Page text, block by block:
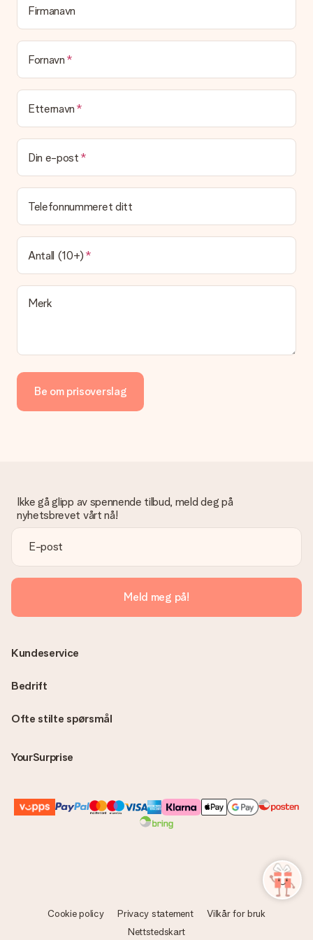
Hva om gaven ikke falt helt i smak?
Ta kontakt med vår kundeservice, de hjelper deg gjerne med å
finne en passende løsning.
Blir fakturaen sendt sammen med bestillingen?
Ingen faktura sendes med bestillingen din. Du vil alltid motta
fakturaen i bekreftelsesmeldingen og du kan alltid finne den
på din MySurprise-konto. Dette betyr at du enkelt og trygt
Firmanavn
Fornavn
Etternavn
Din e-post
Telefonnummeret ditt
Antall (10+)
Merk
Be om prisoverslag
Ikke gå glipp av spennende tilbud, meld deg på
nyhetsbrevet vårt nå!
Meld meg på!
Ofte stilte spørsmål
YourSurprise
Kundeservice
Bedrift
Cookie policy Privacy statement
Vilkår for bruk
Nettstedskart